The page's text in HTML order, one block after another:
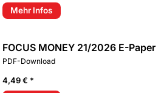
Mehr Infos
FOCUS MONEY 21/2026 E-Paper
PDF-Download
4,49 € *